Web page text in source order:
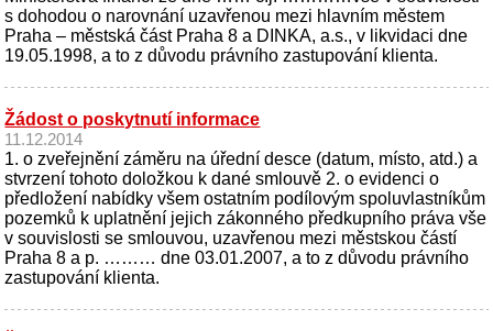
s dohodou o narovnání uzavřenou mezi hlavním městem
Praha – městská část Praha 8 a DINKA, a.s., v likvidaci dne
19.05.1998, a to z důvodu právního zastupování klienta.
Žádost o poskytnutí informace
11.12.2014
1. o zveřejnění záměru na úřední desce (datum, místo, atd.) a
stvrzení tohoto doložkou k dané smlouvě 2. o evidenci o
předložení nabídky všem ostatním podílovým spoluvlastníkům
pozemků k uplatnění jejich zákonného předkupního práva vše
v souvislosti se smlouvou, uzavřenou mezi městskou částí
Praha 8 a p. ……… dne 03.01.2007, a to z důvodu právního
zastupování klienta.